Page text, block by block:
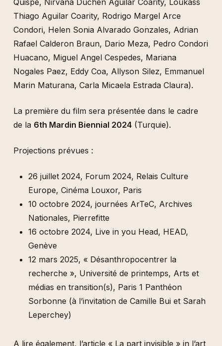
Quispe, Nirvana Duchen Aguilar Coarity, Loukass
Thiago Aguilar Coarity, Rodrigo Margel Arce
Condori, Helen Sonia Alvarado Gonzales, Adrian
Rafael Calderon Braun, Dario Meza, Pedro Condori
Huacano, Miguel Angel Cespedes, Mariana
Nogales Paez, Eddy Coa, Allyson Silez, Emmanuel
Marin Maturana, Carla Micaela Estrada Claura).
La première du film sera présentée dans le cadre
de la 6th Mardin Biennial 2024(Turquie).
Projections prévues :
26 juillet 2024, Forum 2024, Relais Culture
Europe, Cinéma Louxor, Paris
10 octobre 2024, journées ArTeC, Archives
Nationales, Pierrefitte
16 octobre 2024, Live in you Head, HEAD,
Genève
12 mars 2025, « Désanthropocentrer la
recherche », Université de printemps, Arts et
médias en transition(s), Paris 1 Panthéon
Sorbonne (à l’invitation de Camille Bui et Sarah
Leperchey)
A lire également, l’article « La part invisible » in l’art